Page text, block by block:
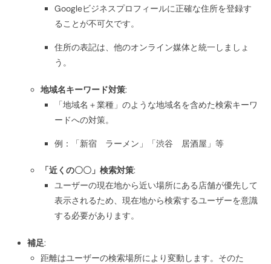
Googleビジネスプロフィールに正確な住所を登録す
ることが不可欠です。
住所の表記は、他のオンライン媒体と統一しましょ
う。
地域名キーワード対策:
「地域名＋業種」のような地域名を含めた検索キーワ
ードへの対策。
例：「新宿 ラーメン」「渋谷 居酒屋」等
「近くの〇〇」検索対策:
ユーザーの現在地から近い場所にある店舗が優先して
表示されるため、現在地から検索するユーザーを意識
する必要があります。
補足:
距離はユーザーの検索場所により変動します。そのた